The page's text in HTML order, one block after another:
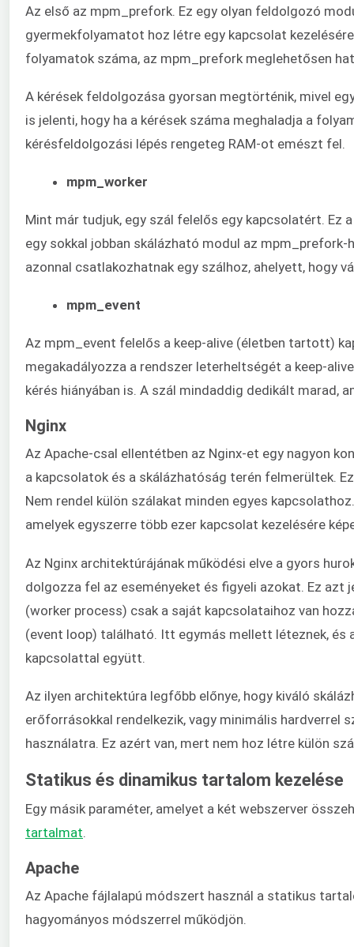
Az első az mpm_prefork. Ez egy olyan feldolgozó
gyermekfolyamatot hoz létre egy kapcsolat
folyamatok száma, az mpm_prefork meglehetősen
A kérések feldolgozása gyorsan megtörténik, mivel
is jelenti, hogy ha a kérések száma meghaladja a
kérésfeldolgozási lépés rengeteg RAM-ot emészt fel.
mpm_worker
Mint már tudjuk, egy szál felelős egy kapcsolatért. Ez
egy sokkal jobban skálázható modul az
azonnal csatlakozhatnak egy szálhoz, ahelyett, hogy
mpm_event
Az mpm_event felelős a keep-alive (életben tartott)
megakadályozza a rendszer leterheltségét a keep-
kérés hiányában is. A szál mindaddig dedikált marad,
Nginx
Az Apache-csal ellentétben az Nginx-et egy nagyon
a kapcsolatok és a skálázhatóság terén felmerültek.
Nem rendel külön szálakat minden egyes
amelyek egyszerre több ezer kapcsolat kezelésére
Az Nginx architektúrájának működési elve a gyors
dolgozza fel az eseményeket és figyeli azokat. Ez
(worker process) csak a saját kapcsolataihoz van
(event loop) található. Itt egymás mellett léteznek,
kapcsolattal együtt.
Az ilyen architektúra legfőbb előnye, hogy kiváló
erőforrásokkal rendelkezik, vagy minimális hardverrel
használatra. Ez azért van, mert nem hoz létre külön
Statikus és dinamikus tartalom kezelése
Egy másik paraméter, amelyet a két webszerver
tartalmat
Apache
Az Apache fájlalapú módszert használ a statikus
hagyományos módszerrel működjön.